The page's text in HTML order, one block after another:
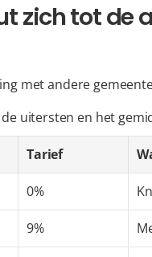
zich tot de
met andere
uitersten en het
Tarief
0%
9%